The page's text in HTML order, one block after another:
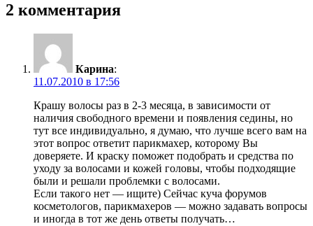
2 комментария
Карина:
11.07.2010 в 17:56
Крашу волосы раз в 2-3 месяца, в зависимости от
наличия свободного времени и появления седины, но
тут все индивидуально, я думаю, что лучше всего вам на
этот вопрос ответит парикмахер, которому Вы
доверяете. И краску поможет подобрать и средства по
уходу за волосами и кожей головы, чтобы подходящие
были и решали проблемки с волосами.
Если такого нет — ищите) Сейчас куча форумов
косметологов, парикмахеров — можно задавать вопросы
и иногда в тот же день ответы получать…